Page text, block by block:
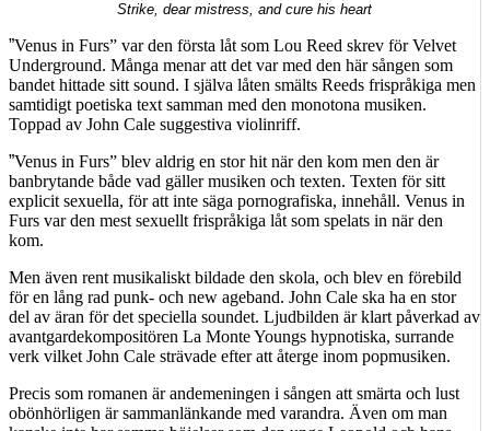
Strike, dear mistress, and cure his heart
”Venus in Furs” var den första låt som Lou Reed skrev för Velvet
Underground. Många menar att det var med den här sången som
bandet hittade sitt sound. I själva låten smälts Reeds frispråkiga men
samtidigt poetiska text samman med den monotona musiken.
Toppad av John Cale suggestiva violinriff.
”Venus in Furs” blev aldrig en stor hit när den kom men den är
banbrytande både vad gäller musiken och texten. Texten för sitt
explicit sexuella, för att inte säga pornografiska, innehåll. Venus in
Furs var den mest sexuellt frispråkiga låt som spelats in när den
kom.
Men även rent musikaliskt bildade den skola, och blev en förebild
för en lång rad punk- och new ageband. John Cale ska ha en stor
del av äran för det speciella soundet. Ljudbilden är klart påverkad av
avantgardekompositören La Monte Youngs hypnotiska, surrande
verk vilket John Cale strävade efter att återge inom popmusiken.
Precis som romanen är andemeningen i sången att smärta och lust
obönhörligen är sammanlänkande med varandra. Även om man